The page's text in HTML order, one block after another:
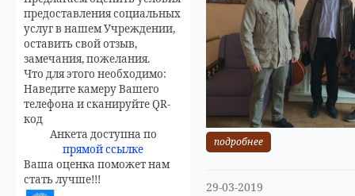
предоставления социальных
услуг в нашем Учреждении,
оставить свой отзыв,
замечания, пожелания.
Что для этого необходимо:
Наведите камеру Вашего
телефона и сканируйте QR-
код
Анкета доступна по
прямой ссылке
Ваша оценка поможет нам
стать лучше!!!
подробнее
29-03-2019